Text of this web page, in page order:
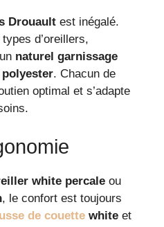
Drouault est inégalé.
d’oreillers,
naturel garnissage
. Chacun de
optimal et s’adapte
white percale ou
, le confort est toujours
de couette white et